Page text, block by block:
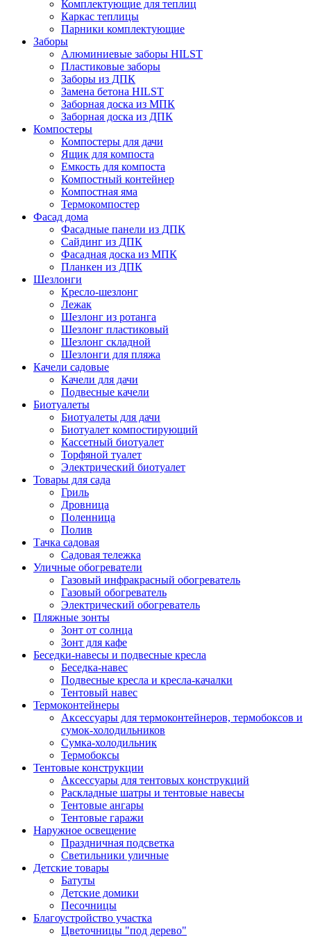
Комплектующие для теплиц
Каркас теплицы
Парники комплектующие
Заборы
Алюминиевые заборы HILST
Пластиковые заборы
Заборы из ДПК
Замена бетона HILST
Заборная доска из МПК
Заборная доска из ДПК
Компостеры
Компостеры для дачи
Ящик для компоста
Емкость для компоста
Компостный контейнер
Компостная яма
Термокомпостер
Фасад дома
Фасадные панели из ДПК
Сайдинг из ДПК
Фасадная доска из МПК
Планкен из ДПК
Шезлонги
Кресло-шезлонг
Лежак
Шезлонг из ротанга
Шезлонг пластиковый
Шезлонг складной
Шезлонги для пляжа
Качели садовые
Качели для дачи
Подвесные качели
Биотуалеты
Биотуалеты для дачи
Биотуалет компостирующий
Кассетный биотуалет
Торфяной туалет
Электрический биотуалет
Товары для сада
Гриль
Дровница
Поленница
Полив
Тачка садовая
Садовая тележка
Уличные обогреватели
Газовый инфракрасный обогреватель
Газовый обогреватель
Электрический обогреватель
Пляжные зонты
Зонт от солнца
Зонт для кафе
Беседки-навесы и подвесные кресла
Беседка-навес
Подвесные кресла и кресла-качалки
Тентовый навес
Термоконтейнеры
Аксессуары для термоконтейнеров, термобоксов и
сумок-холодильников
Сумка-холодильник
Термобоксы
Тентовые конструкции
Аксессуары для тентовых конструкций
Раскладные шатры и тентовые навесы
Тентовые ангары
Тентовые гаражи
Наружное освещение
Праздничная подсветка
Светильники уличные
Детские товары
Батуты
Детские домики
Песочницы
Благоустройство участка
Цветочницы "под дерево"